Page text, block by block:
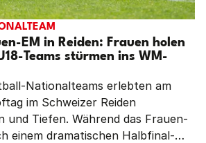
EM in Reiden: Frauen holen
Teams stürmen ins WM-
Nationalteams erlebten am
im Schweizer Reiden
und Tiefen. Während das Frauen-
einem dramatischen Halbfinal-